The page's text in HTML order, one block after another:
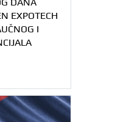
EXPOTECH
I